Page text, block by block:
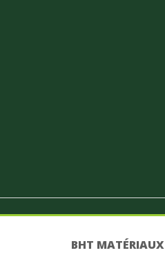
BHT MATÉRIAUX